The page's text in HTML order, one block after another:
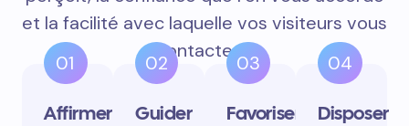
et la facilité avec laquelle vos visiteurs vous
contactent.
01
Affirmer
02
Guider
03
Favoriser
04
Disposer